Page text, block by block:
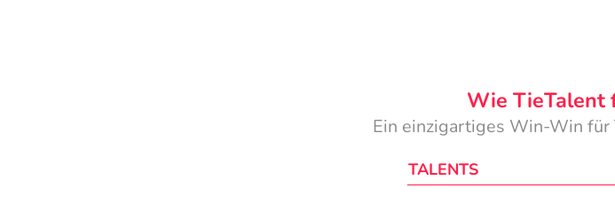
Wie
Ein einzigartiges Win-Win für
TALENTS